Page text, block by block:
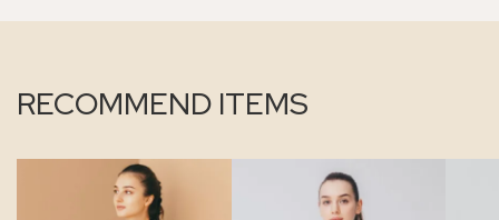
RECOMMEND ITEMS